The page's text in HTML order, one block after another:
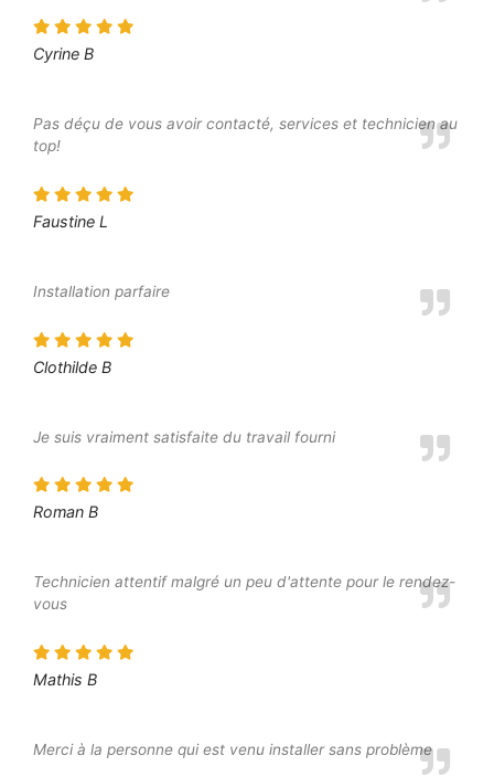
Cyrine B
Pas déçu de vous avoir contacté, services et technicien au
top!
Faustine L
Installation parfaire
Clothilde B
Je suis vraiment satisfaite du travail fourni
Roman B
Technicien attentif malgré un peu d'attente pour le rendez-
vous
Mathis B
Merci à la personne qui est venu installer sans problème